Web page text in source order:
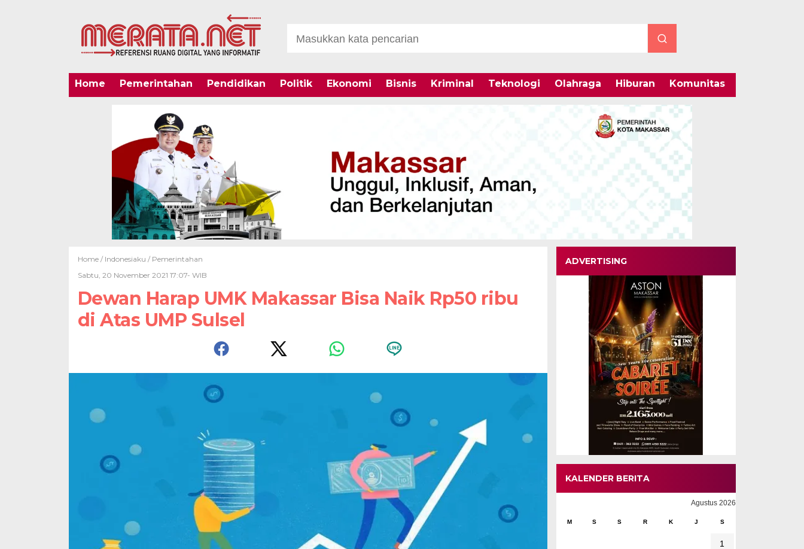
Home Pemerintahan Pendidikan Politik Ekonomi Bisnis Kriminal Teknologi Olahraga Hiburan Komunitas
Home / Indonesiaku / Pemerintahan
Sabtu, 20 November 2021 17:07- WIB
Dewan Harap UMK Makassar Bisa Naik Rp50 ribu
di Atas UMP Sulsel
ADVERTISING
KALENDER BERITA
Agustus 2026
M S S R K J S
1